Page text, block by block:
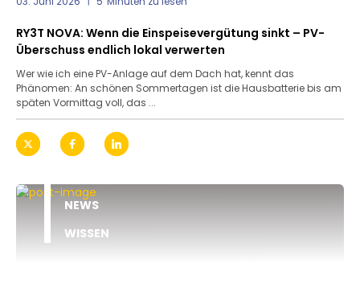
RY3T NOVA: Wenn die Einspeisevergütung sinkt – PV-
Überschuss endlich lokal verwerten
Wer wie ich eine PV-Anlage auf dem Dach hat, kennt das
Phänomen: An schönen Sommertagen ist die Hausbatterie bis am
späten Vormittag voll, das ...
NEWS
WISSEN